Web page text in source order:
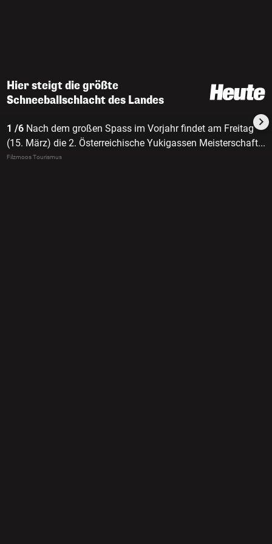
Hier steigt die größte
Schneeballschlacht des Landes
1 /6 Nach dem großen Spass im Vorjahr findet am Freitag
(15. März) die 2. Österreichische Yukigassen Meisterschaft
im Salzburger Bergdorf Filzmoos (Pongau) statt.
...
Filzmoos Tourismus